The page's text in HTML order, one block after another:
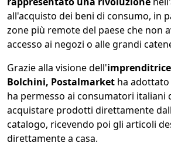
all'acquisto dei beni di consumo, in
zone più remote del paese che non
accesso ai negozi o alle grandi
Grazie alla visione dell'
Bolchini, Postalmarket ha
ha permesso ai consumatori italiani
acquistare prodotti direttamente
catalogo, ricevendo poi gli articoli
direttamente a casa.